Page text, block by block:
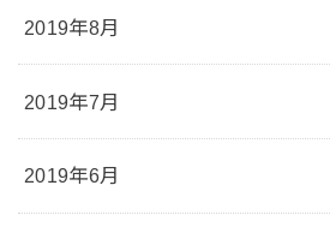
2019年8月
2019年7月
2019年6月